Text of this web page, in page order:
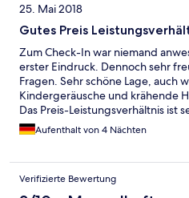
25. Mai 2018
Gutes Preis
Zum Check-In war niemand
erster Eindruck. Dennoch sehr
Fragen. Sehr schöne Lage, auch
Kindergeräusche und krähende
Das Preis-Leistungsverhältnis ist
Aufenthalt von 4 Nächten
Verifizierte Bewertung